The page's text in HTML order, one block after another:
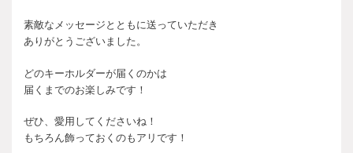
素敵なメッセージとともに送っていただき
ありがとうございました。
どのキーホルダーが届くのかは
届くまでのお楽しみです！
ぜひ、愛用してくださいね！
もちろん飾っておくのもアリです！